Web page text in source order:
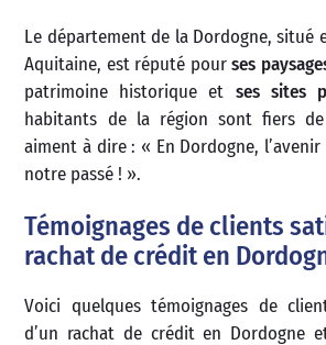
Le département de la Dordogne, situé
Aquitaine, est réputé pourses
patrimoine historique et ses sites
habitants de la région sont fiers
aiment à dire : « En Dordogne,
notre passé ! ».
Témoignages de clients
rachat de crédit en
Voici quelques témoignages de
d’un rachat de crédit en Dordogne